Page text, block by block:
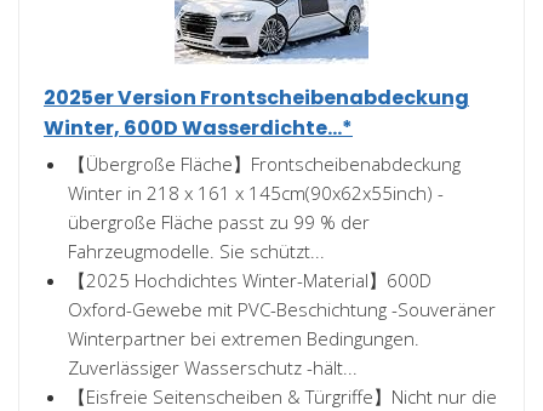
2025er Version Frontscheibenabdeckung
Winter, 600D Wasserdichte...*
【Übergroße Fläche】Frontscheibenabdeckung
Winter in 218 x 161 x 145cm(90x62x55inch) -
übergroße Fläche passt zu 99 % der
Fahrzeugmodelle. Sie schützt...
【2025 Hochdichtes Winter-Material】600D
Oxford-Gewebe mit PVC-Beschichtung -Souveräner
Winterpartner bei extremen Bedingungen.
Zuverlässiger Wasserschutz -hält...
【Eisfreie Seitenscheiben & Türgriffe】Nicht nur die